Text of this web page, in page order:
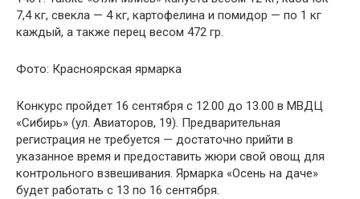
7,4 кг, свекла — 4 кг, картофелина и помидор — по 1 кг
каждый, а также перец весом 472 гр.
Фото: Красноярская ярмарка
Конкурс пройдет 16 сентября с 12.00 до 13.00 в МВДЦ
«Сибирь» (ул. Авиаторов, 19). Предварительная
регистрация не требуется — достаточно прийти в
указанное время и предоставить жюри свой овощ для
контрольного взвешивания. Ярмарка «Осень на даче»
будет работать с 13 по 16 сентября.